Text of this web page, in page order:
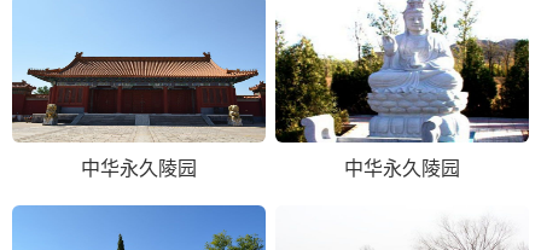
中华永久陵园 中华永久陵园